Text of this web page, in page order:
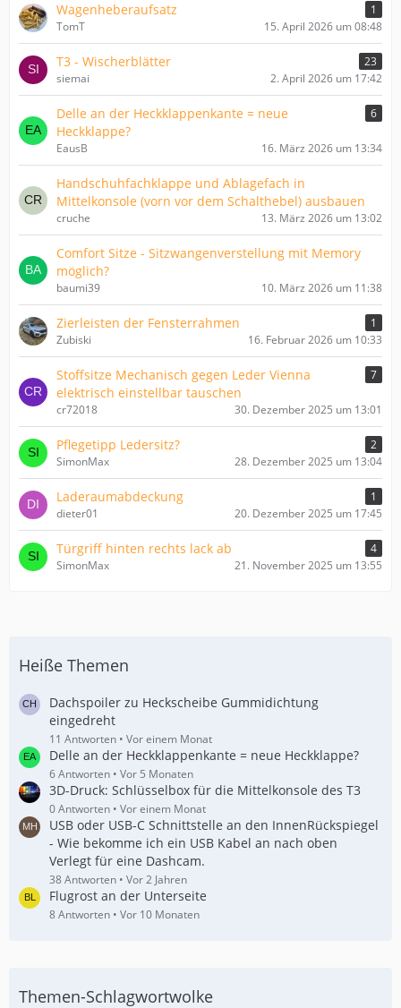
Wagenheberaufsatz
1
TomT
15. April 2026 um 08:48
T3 - Wischerblätter
23
siemai
2. April 2026 um 17:42
Delle an der Heckklappenkante = neue
Heckklappe?
6
EausB 16. März 2026 um 13:34
Handschuhfachklappe und Ablagefach in
Mittelkonsole (vorn vor dem Schalthebel) ausbauen
cruche 13. März 2026 um 13:02
Comfort Sitze - Sitzwangenverstellung mit Memory
möglich?
baumi39 10. März 2026 um 11:38
Zierleisten der Fensterrahmen
1
Zubiski
16. Februar 2026 um 10:33
Stoffsitze Mechanisch gegen Leder Vienna
elektrisch einstellbar tauschen
7
cr72018 30. Dezember 2025 um 13:01
Pflegetipp Ledersitz?
2
SimonMax
28. Dezember 2025 um 13:04
Laderaumabdeckung
1
dieter01
20. Dezember 2025 um 17:45
Türgriff hinten rechts lack ab
4
SimonMax
21. November 2025 um 13:55
Heiße Themen
Dachspoiler zu Heckscheibe Gummidichtung
eingedreht
11 Antworten Vor einem Monat
Delle an der Heckklappenkante = neue Heckklappe?
6 Antworten Vor 5 Monaten
3D-Druck: Schlüsselbox für die Mittelkonsole des T3
0 Antworten Vor einem Monat
USB oder USB-C Schnittstelle an den InnenRückspiegel
- Wie bekomme ich ein USB Kabel an nach oben
Verlegt für eine Dashcam.
38 Antworten Vor 2 Jahren
Flugrost an der Unterseite
8 Antworten Vor 10 Monaten
Themen-Schlagwortwolke